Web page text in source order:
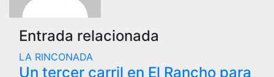
Entrada relacionada
LA RINCONADA
Un tercer carril en El Rancho para